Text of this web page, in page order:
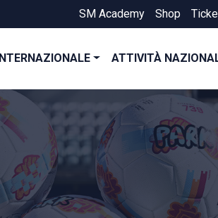
SM Academy Shop
INTERNAZIONALE ATTIVITÀ